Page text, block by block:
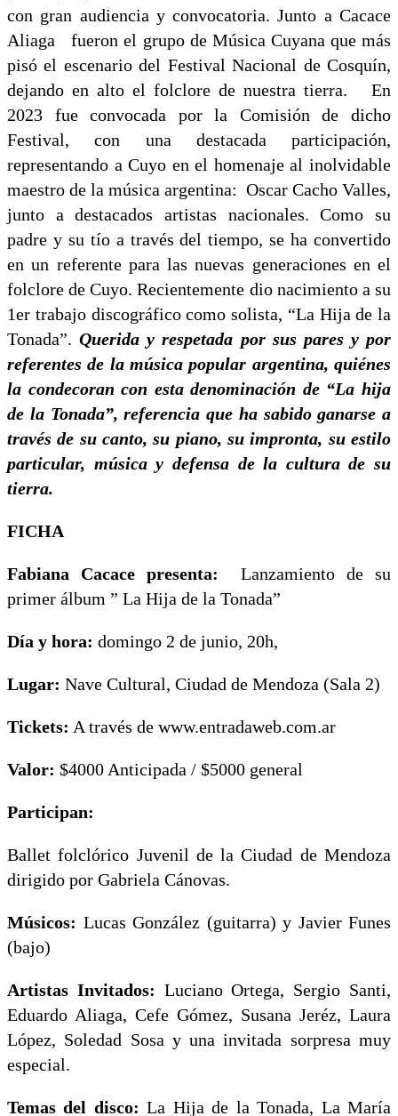
con gran audiencia y convocatoria. Junto a Cacace
Aliaga fueron el grupo de Música Cuyana que más
pisó el escenario del Festival Nacional de Cosquín,
dejando en alto el folclore de nuestra tierra. En
2023 fue convocada por la Comisión de dicho
Festival, con una destacada participación,
representando a Cuyo en el homenaje al inolvidable
maestro de la música argentina: Oscar Cacho Valles,
junto a destacados artistas nacionales. Como su
padre y su tío a través del tiempo, se ha convertido
en un referente para las nuevas generaciones en el
folclore de Cuyo. Recientemente dio nacimiento a su
1er trabajo discográfico como solista, “La Hija de la
Tonada”.Querida y respetada por sus pares y por
referentes de la música popular argentina, quiénes
la condecoran con esta denominación de “La hija
de la Tonada”, referencia que ha sabido ganarse a
través de su canto, su piano, su impronta, su estilo
particular, música y defensa de la cultura de su
tierra.
FICHA
Fabiana Cacace presenta: Lanzamiento de su
primer álbum ” La Hija de la Tonada”
Día y hora: domingo 2 de junio, 20h,
Lugar: Nave Cultural, Ciudad de Mendoza (Sala 2)
Tickets: A través de www.entradaweb.com.ar
Valor: $4000 Anticipada / $5000 general
Participan:
Ballet folclórico Juvenil de la Ciudad de Mendoza
dirigido por Gabriela Cánovas.
Músicos: Lucas González (guitarra) y Javier Funes
(bajo)
Artistas Invitados: Luciano Ortega, Sergio Santi,
Eduardo Aliaga, Cefe Gómez, Susana Jeréz, Laura
López, Soledad Sosa y una invitada sorpresa muy
especial.
Temas del disco: La Hija de la Tonada, La María